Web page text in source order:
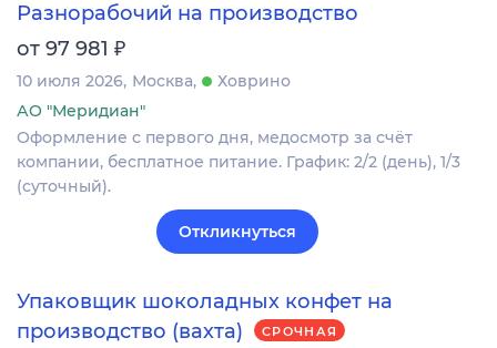
Разнорабочий на производство
от 97 981 ₽
10 июля 2026 Москва
Ховрино
АО "Меридиан"
Оформление c первого дня, медосмотр за счёт
компании, бесплатное питание. График: 2/2 (день), 1/3
(суточный).
Откликнуться
Упаковщик шоколадных конфет на
производство (вахта)
СРОЧНАЯ